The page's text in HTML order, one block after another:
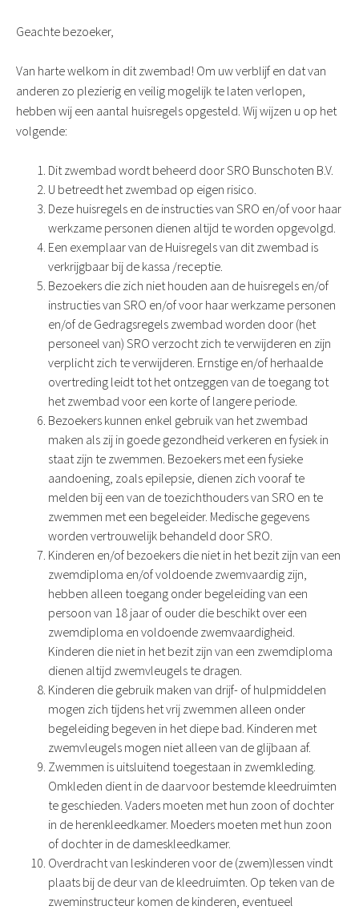
Geachte bezoeker,
Van harte welkom in dit zwembad! Om uw verblijf en dat van
anderen zo plezierig en veilig mogelijk te laten verlopen,
hebben wij een aantal huisregels opgesteld. Wij wijzen u op het
volgende:
Dit zwembad wordt beheerd door SRO Bunschoten B.V.
U betreedt het zwembad op eigen risico.
Deze huisregels en de instructies van SRO en/of voor haar
werkzame personen dienen altijd te worden opgevolgd.
Een exemplaar van de Huisregels van dit zwembad is
verkrijgbaar bij de kassa /receptie.
Bezoekers die zich niet houden aan de huisregels en/of
instructies van SRO en/of voor haar werkzame personen
en/of de Gedragsregels zwembad worden door (het
personeel van) SRO verzocht zich te verwijderen en zijn
verplicht zich te verwijderen. Ernstige en/of herhaalde
overtreding leidt tot het ontzeggen van de toegang tot
het zwembad voor een korte of langere periode.
Bezoekers kunnen enkel gebruik van het zwembad
maken als zij in goede gezondheid verkeren en fysiek in
staat zijn te zwemmen. Bezoekers met een fysieke
aandoening, zoals epilepsie, dienen zich vooraf te
melden bij een van de toezichthouders van SRO en te
zwemmen met een begeleider. Medische gegevens
worden vertrouwelijk behandeld door SRO.
Kinderen en/of bezoekers die niet in het bezit zijn van een
zwemdiploma en/of voldoende zwemvaardig zijn,
hebben alleen toegang onder begeleiding van een
persoon van 18 jaar of ouder die beschikt over een
zwemdiploma en voldoende zwemvaardigheid.
Kinderen die niet in het bezit zijn van een zwemdiploma
dienen altijd zwemvleugels te dragen.
Kinderen die gebruik maken van drijf- of hulpmiddelen
mogen zich tijdens het vrij zwemmen alleen onder
begeleiding begeven in het diepe bad. Kinderen met
zwemvleugels mogen niet alleen van de glijbaan af.
Zwemmen is uitsluitend toegestaan in zwemkleding.
Omkleden dient in de daarvoor bestemde kleedruimten
te geschieden. Vaders moeten met hun zoon of dochter
in de herenkleedkamer. Moeders moeten met hun zoon
of dochter in de dameskleedkamer.
Overdracht van leskinderen voor de (zwem)lessen vindt
plaats bij de deur van de kleedruimten. Op teken van de
zweminstructeur komen de kinderen, eventueel